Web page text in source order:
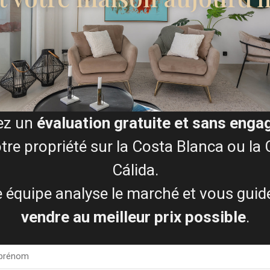
» de notre Politique de confidentialité, vous indiquez avoir lu,
et au traitement de vos données personnelles. Consultez notre
Demandez mon évaluation gratuite
de vente (étape par
un évaluation gratuite et sans
propriété sur la Costa Blanca ou la
Cálida.
équipe analyse le marché et vous
vendre au meilleur prix possible.